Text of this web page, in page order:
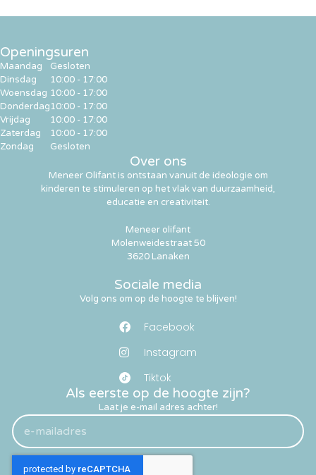
Als eerste op de hoogte zijn?
Laat je e-mail adres achter!
Sociale media
Volg ons om op de hoogte te blijven!
Facebook
Instagram
Tiktok
Over ons
Meneer Olifant is ontstaan vanuit de ideologie om
kinderen te stimuleren op het vlak van duurzaamheid,
educatie en creativiteit.
Meneer olifant
Molenweidestraat 50
3620 Lanaken
Openingsuren
Maandag
Dinsdag
Woensdag
Donderdag
Vrijdag
Zaterdag
Zondag
Gesloten
10:00 - 17:00
10:00 - 17:00
10:00 - 17:00
10:00 - 17:00
10:00 - 17:00
Gesloten